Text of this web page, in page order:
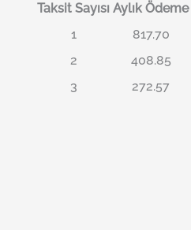
Taksit Sayısı Aylık Ödeme
1
817.70
2
408.85
3
272.57